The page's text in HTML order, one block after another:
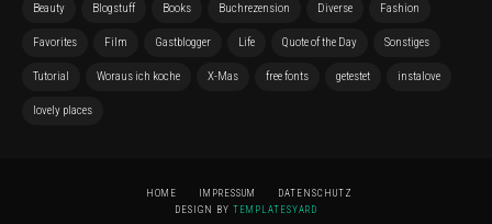
Beauty Blogstuff Books Buchrezension Diverse Fashion
Favorites Film Gastblogger Life Quote of the Day Sonstiges
Tutorial Woraus ich koche X-Mas free fonts getestet instalove
lovely places
HOME IMPRESSUM
DATENSCHUTZ
DESIGN BY TEMPLATESYARD